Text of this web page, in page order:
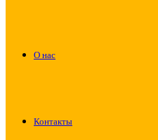
О нас
Контакты